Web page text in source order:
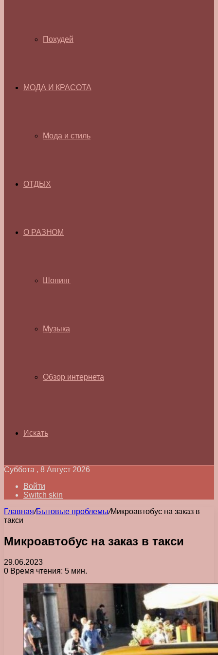
Похудей
МОДА И КРАСОТА
Мода и стиль
ОТДЫХ
О РАЗНОМ
Шопинг
Музыка
Обзор интернета
Искать
Суббота , 8 Август 2026
Войти
Switch skin
Главная/Бытовые проблемы/Микроавтобус на заказ в
такси
Микроавтобус на заказ в такси
29.06.2023
0 Время чтения: 5 мин.